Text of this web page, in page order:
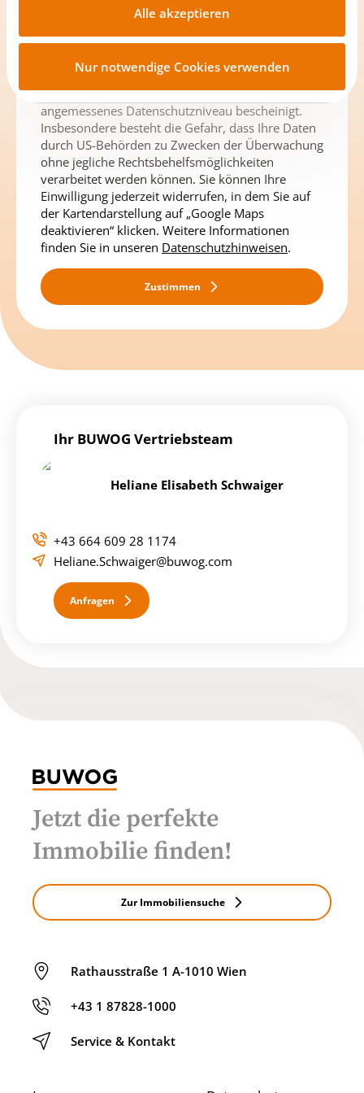
Alle akzeptieren
Nur notwendige Cookies verwenden
Informationen zu Ihrem Endgerät und Ihres
Browsers an Google übermitteln. Mit Ihrer
Zustimmung willigen Sie zudem ein, dass die
genannten Daten an Google auch in die USA
übermittelt werden dürfen. Hierbei ist zu
beachten, dass der EuGH den USA ein nicht
angemessenes Datenschutzniveau bescheinigt.
Insbesondere besteht die Gefahr, dass Ihre Daten
durch US-Behörden zu Zwecken der Überwachung
ohne jegliche Rechtsbehelfsmöglichkeiten
verarbeitet werden können. Sie können Ihre
Einwilligung jederzeit widerrufen, in dem Sie auf
der Kartendarstellung auf „Google Maps
deaktivieren“ klicken. Weitere Informationen
finden Sie in unseren Datenschutzhinweisen.
Zustimmen
Ihr BUWOG Vertriebsteam
Heliane Elisabeth Schwaiger
+43 664 609 28 1174
Heliane.Schwaiger@buwog.com
Anfragen
Rathausstraße 1 A-1010 Wien
+43 1 87828-1000
Service & Kontakt
Jetzt die perfekte
Immobilie finden!
Zur Immobiliensuche